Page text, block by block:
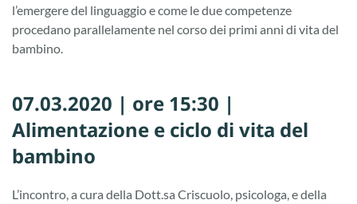
l’emergere del linguaggio e come le due competenze
procedano parallelamente nel corso dei primi anni di vita del
bambino.
07.03.2020 | ore 15:30 |
Alimentazione e ciclo di vita del
bambino
L’incontro, a cura della Dott.sa Criscuolo, psicologa, e della